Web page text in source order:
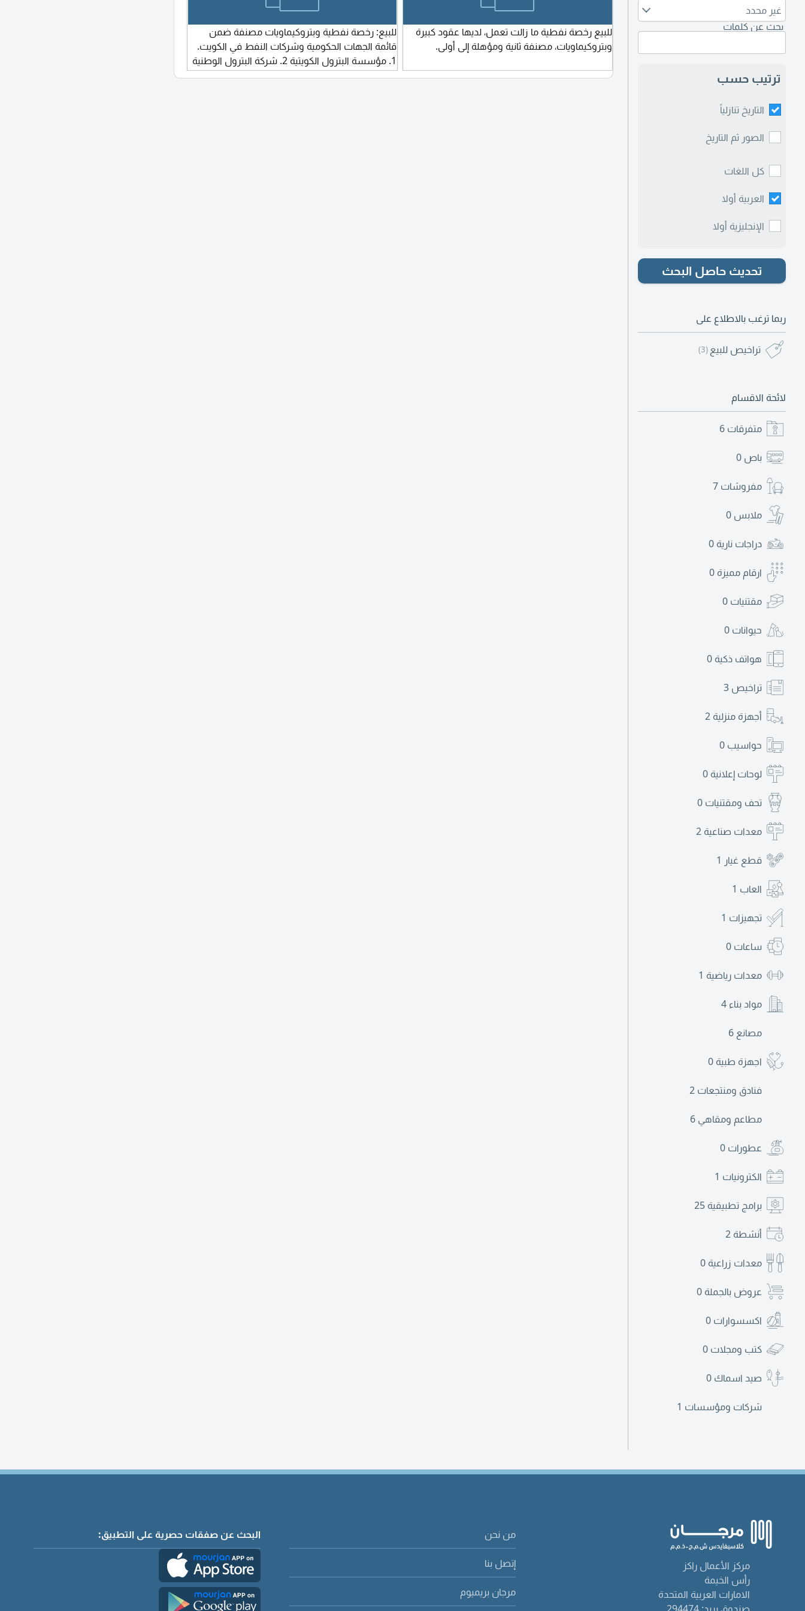
غير محدد
بحث عن كلمات
ترتيب حسب
التاريخ تنازلياً
الصور ثم التاريخ
كل اللغات
العربية أولا
الإنجليزية أولا
تحديث حاصل البحث
ربما ترغب بالاطلاع على
تراخيص للبيع (3)
لائحة الاقسام
متفرقات 6
باص 0
مفروشات 7
ملابس 0
دراجات نارية 0
ارقام مميزة 0
مقتنيات 0
حيوانات 0
هواتف ذكية 0
تراخيص 3
أجهزة منزلية 2
حواسيب 0
لوحات إعلانية 0
تحف ومقتنيات 0
معدات صناعية 2
قطع غيار 1
العاب 1
تجهيزات 1
ساعات 0
معدات رياضية 1
مواد بناء 4
مصانع 6
اجهزة طبية 0
فنادق ومنتجعات 2
مطاعم ومقاهي 6
عطورات 0
الكترونيات 1
برامج تطبيقية 25
أنشطة 2
معدات زراعية 0
عروض بالجملة 0
اكسسوارات 0
كتب ومجلات 0
صيد اسماك 0
شركات ومؤسسات 1
للبيع رخصة نفطية ما زالت تعمل، لديها عقود كبيرة
وبتروكيماويات، مصنفة ثانية ومؤهلة إلى أولى.
للبيع: رخصة نفطية وبتروكيماويات مصنفة ضمن
قائمة الجهات الحكومية وشركات النفط في الكويت.
1. مؤسسة البترول الكويتية 2. شركة البترول الوطنية
الكويتية 3. شركة نفط الكويت 4. شركة نفط الخليج
مركز الأعمال راكز
رأس الخيمة
الامارات العربية المتحدة
من نحن
إتصل بنا
مرجان بريميوم
البحث عن صفقات حصرية على التطبيق: